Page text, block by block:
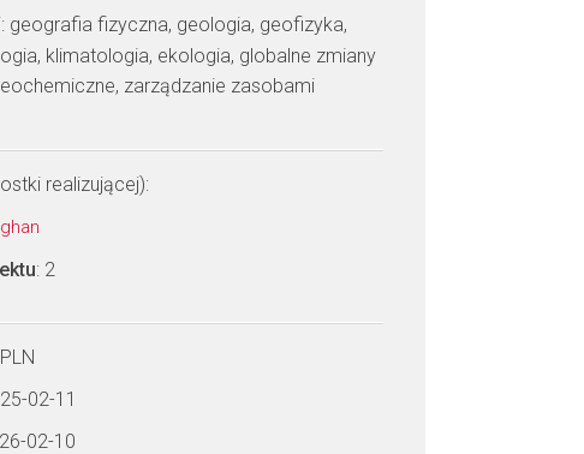
geografia fizyczna, geologia, geofizyka,
klimatologia, ekologia, globalne zmiany
zarządzanie zasobami
realizującej):
: 2
02-11
02-10